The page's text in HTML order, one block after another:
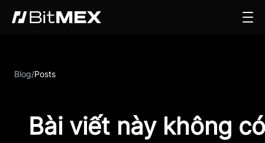
Blog/Posts
Bài viết này không có